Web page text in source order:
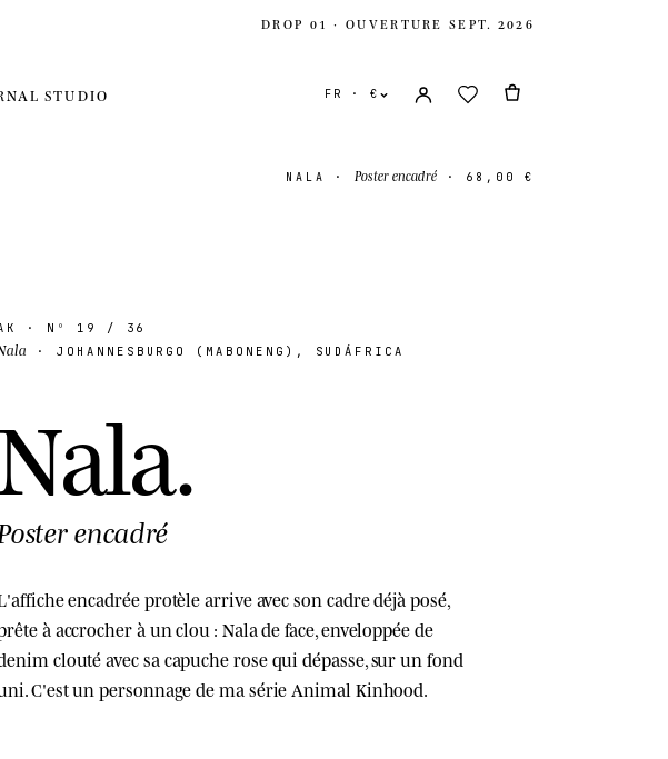
DROP 01 · OUVERTURE SEPT. 2026
STUDIO FR · €
États-Unis
NALA · Poster encadré· 68,00 €
· Nº 19 / 36
· JOHANNESBURGO (MABONENG), SUDÁFRICA
Nala.
Poster encadré
encadrée protèle arrive avec son cadre déjà posé,
à accrocher à un clou : Nala de face, enveloppée de
clouté avec sa capuche rose qui dépasse, sur un fond
C'est un personnage de ma série Animal Kinhood.